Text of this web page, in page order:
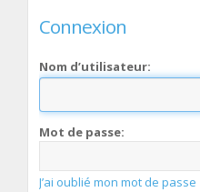
Connexion
Nom d’utilisateur:
Mot de passe:
J’ai oublié mon mot de passe